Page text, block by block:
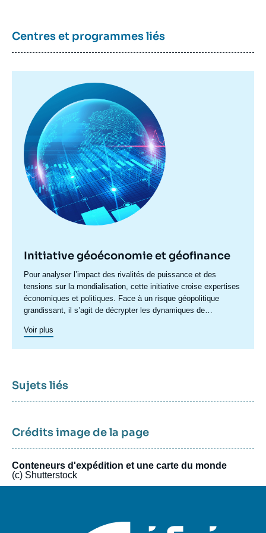
Centres et programmes liés
principale
Initiative géoéconomie et géofinance
Accroche
centre
Pour analyser l’impact des rivalités de puissance et des
tensions sur la mondialisation, cette initiative croise expertises
économiques et politiques. Face à un risque géopolitique
grandissant, il s’agit de décrypter les dynamiques de
restrictions, politiques industrielles ou préoccupations de
confiance et en reconfigurant le système monétaire mondial.
Elles interrogent le rôle de plusieurs acteurs-clés : fonds
souverains, banques centrales, plateformes numériques,
financières. Dans un contexte de rupture profonde, il ne suffit
plus de raffiner les approches existantes. L'initiative est conçue
proposer à la fois des lectures globales et des analyses
ciblées. Elle permet également à des acteurs et experts
d’horizons variés d’en débattre librement.
Voir plus
Sujets liés
Crédits image de la page
Conteneurs d'expédition et une carte du monde
(c) Shutterstock